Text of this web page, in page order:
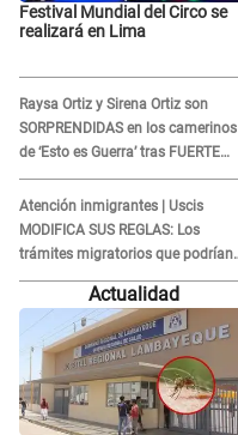
Festival Mundial del Circo se
realizará en Lima
Raysa Ortiz y Sirena Ortiz son
SORPRENDIDAS en los camerinos
de ‘Esto es Guerra’ tras FUERTE
ENFRENTAMIENTO con Gabriel
Moisés: “Gracias”
Atención inmigrantes | Uscis
MODIFICA SUS REGLAS: Los
trámites migratorios que podrían
necesitar tu prueba de ADN
Actualidad